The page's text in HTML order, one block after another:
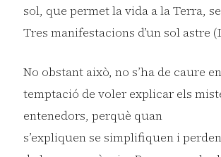
sol, que permet la vida a la Terra,
Tres manifestacions d’un sol astre
No obstant això, no s’ha de caure
temptació de voler explicar els
entenedors, perquè quan
s’expliquen se simplifiquen i